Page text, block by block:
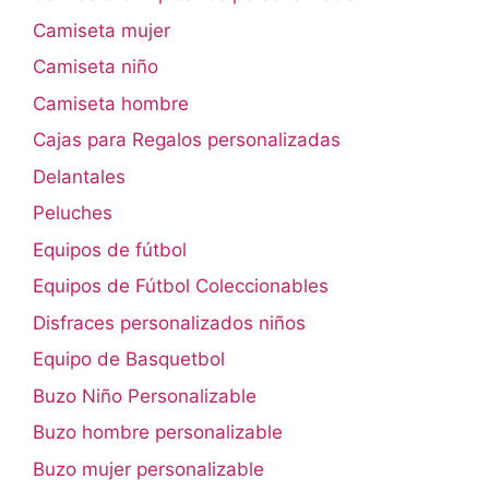
Camiseta mujer
Camiseta niño
Camiseta hombre
Cajas para Regalos personalizadas
Delantales
Peluches
Equipos de fútbol
Equipos de Fútbol Coleccionables
Disfraces personalizados niños
Equipo de Basquetbol
Buzo Niño Personalizable
Buzo hombre personalizable
Buzo mujer personalizable